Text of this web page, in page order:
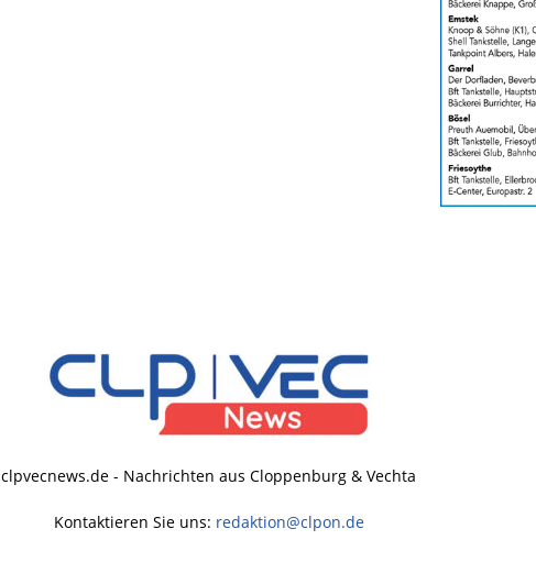
clpvecnews.de - Nachrichten aus Cloppenburg & Vechta
Kontaktieren Sie uns: redaktion@clpon.de